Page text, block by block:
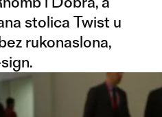
stolica Twist u
rukonaslona,